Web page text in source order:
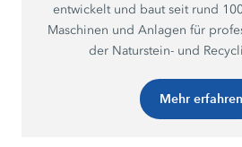
entwickelt und baut seit rund
Maschinen und Anlagen für
der Naturstein- und
Mehr erfahren